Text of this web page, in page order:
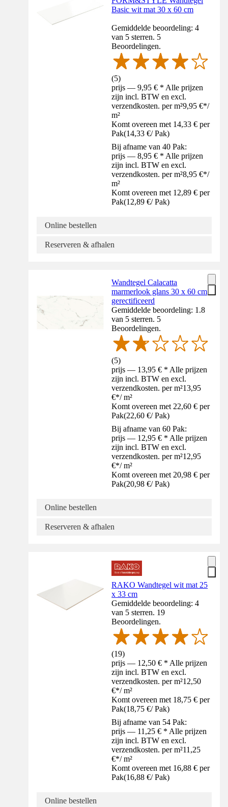
Basic wit mat 30 x 60 cm
Gemiddelde beoordeling: 4
van 5 sterren. 5
Beoordelingen.
(5)
prijs — 9,95 € * Alle prijzen
zijn incl. BTW en excl.
verzendkosten. per m²9,95 €*/
m²
Komt overeen met 14,33 € per
Pak(14,33 €/ Pak)
Bij afname van 40 Pak:
prijs — 8,95 € * Alle prijzen
zijn incl. BTW en excl.
verzendkosten. per m²8,95 €*/
m²
Komt overeen met 12,89 € per
Pak(12,89 €/ Pak)
Online bestellen
Reserveren & afhalen
Wandtegel Calacatta
marmerlook glans 30 x 60 cm
gerectificeerd
Gemiddelde beoordeling: 1.8
van 5 sterren. 5
Beoordelingen.
(5)
prijs — 13,95 € * Alle prijzen
zijn incl. BTW en excl.
verzendkosten. per m²13,95
€*/ m²
Komt overeen met 22,60 € per
Pak(22,60 €/ Pak)
Bij afname van 60 Pak:
prijs — 12,95 € * Alle prijzen
zijn incl. BTW en excl.
verzendkosten. per m²12,95
€*/ m²
Komt overeen met 20,98 € per
Pak(20,98 €/ Pak)
Online bestellen
Reserveren & afhalen
RAKO Wandtegel wit mat 25
x 33 cm
Gemiddelde beoordeling: 4
van 5 sterren. 19
Beoordelingen.
(19)
prijs — 12,50 € * Alle prijzen
zijn incl. BTW en excl.
verzendkosten. per m²12,50
€*/ m²
Komt overeen met 18,75 € per
Pak(18,75 €/ Pak)
Bij afname van 54 Pak:
prijs — 11,25 € * Alle prijzen
zijn incl. BTW en excl.
verzendkosten. per m²11,25
€*/ m²
Komt overeen met 16,88 € per
Pak(16,88 €/ Pak)
Online bestellen